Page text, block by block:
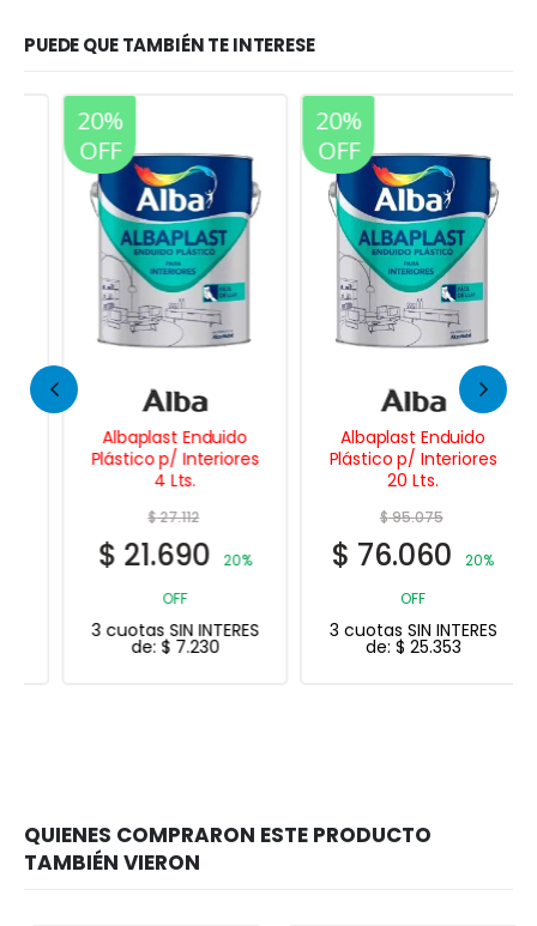
PUEDE QUE TAMBIÉN TE INTERESE
20%
OFF
Albaplast Enduido
Plástico p/ Interiores
4 Lts.
27.112
21.690
20%
3 cuotas SIN INTERES
de:$7.230
20%
OFF
Albaplast Enduido
Plástico p/ Interiores
20 Lts.
95.075
76.060
20%
3 cuotas SIN INTERES
de:$25.353